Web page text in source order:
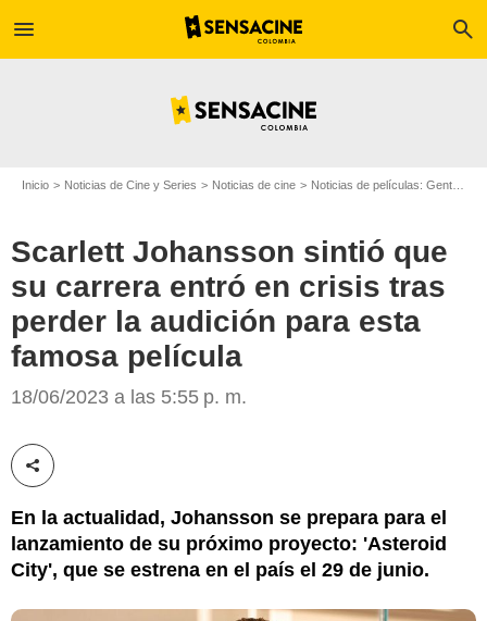
menu search
Inicio Noticias de Cine y Series Noticias de cine Noticias de películas: Gente
Scarlett Johansson sintió que
su carrera entró en crisis tras
perder la audición para esta
famosa película
18/06/2023 a las 5:55 p. m.
Compartir esta noticia
En la actualidad, Johansson se prepara para el
lanzamiento de su próximo proyecto: 'Asteroid
City', que se estrena en el país el 29 de junio.
'Juego de gemelas' y más películas para las que Scarlett Johansson